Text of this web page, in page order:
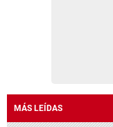
MÁS LEÍDAS